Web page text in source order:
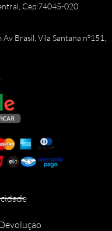
Cep:74045-020
Brasil, Vila Santana nº151,